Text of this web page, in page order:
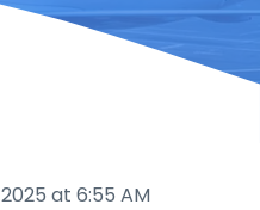
at 6:55 AM